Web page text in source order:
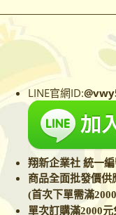
LINE官網ID:
翔新企業社 統一
商品全面批發價供
(首次下單需滿
單次訂購滿2000